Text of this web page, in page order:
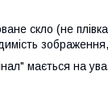
скло (не
мається на